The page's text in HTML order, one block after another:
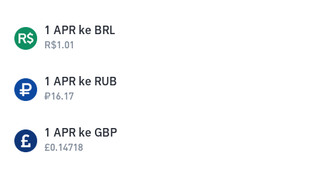
1 APR ke BRL
R$1.01
1 APR ke RUB
₽16.17
1 APR ke GBP
£0.14718